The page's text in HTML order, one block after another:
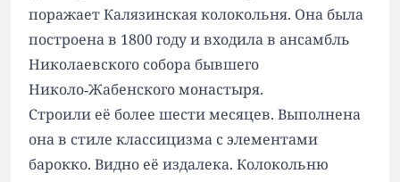
поражает Калязинская колокольня. Она была
построена в 1800 году и входила в ансамбль
Николаевского собора бывшего
Николо‑Жабенского монастыря.
Строили её более шести месяцев. Выполнена
она в стиле классицизма с элементами
барокко. Видно её издалека. Колокольню